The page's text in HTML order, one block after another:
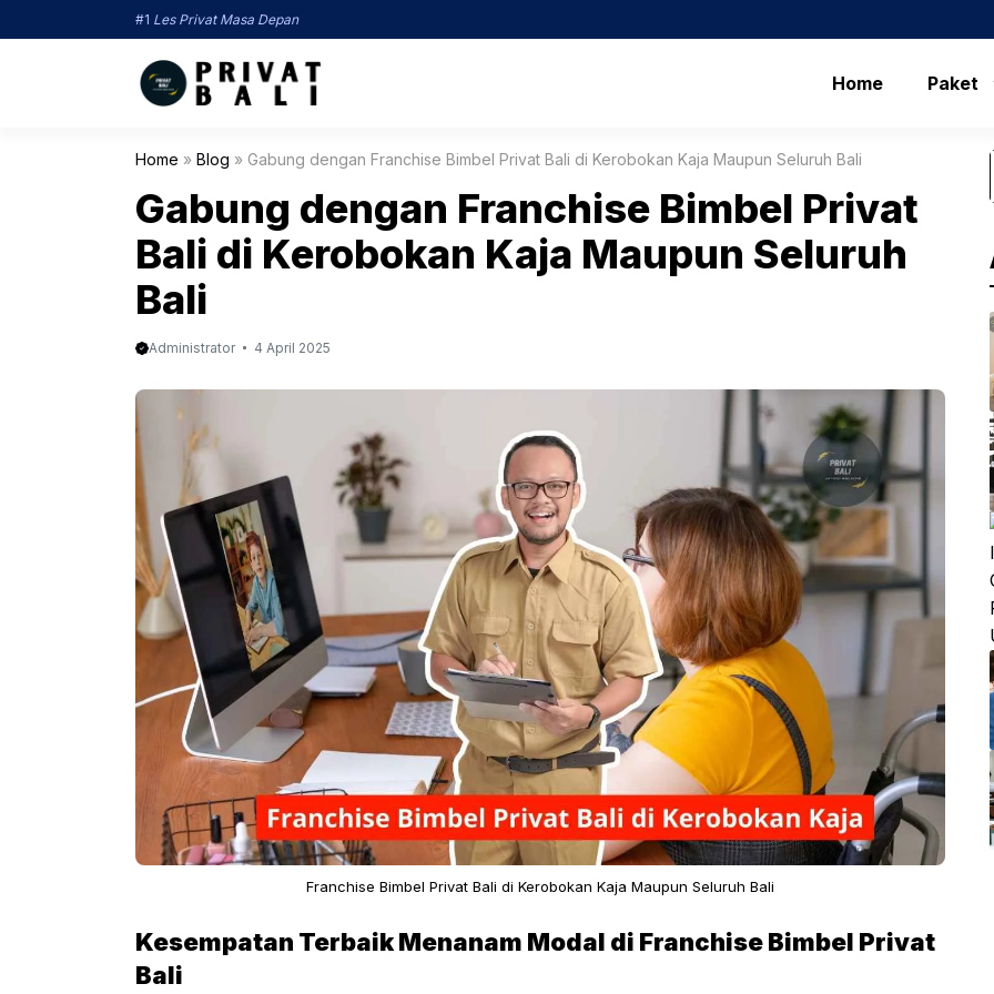
ke
#1 Les Privat Masa Depan
Home Paket
Home » Blog » Gabung dengan Franchise Bimbel Privat Bali di Kerobokan Kaja Maupun Seluruh Bali
Gabung dengan Franchise Bimbel Privat
Bali di Kerobokan Kaja Maupun Seluruh
Bali
Administrator 4 April 2025
Franchise Bimbel Privat Bali di Kerobokan Kaja Maupun Seluruh Bali
Kesempatan Terbaik Menanam Modal di Franchise Bimbel Privat
Bali